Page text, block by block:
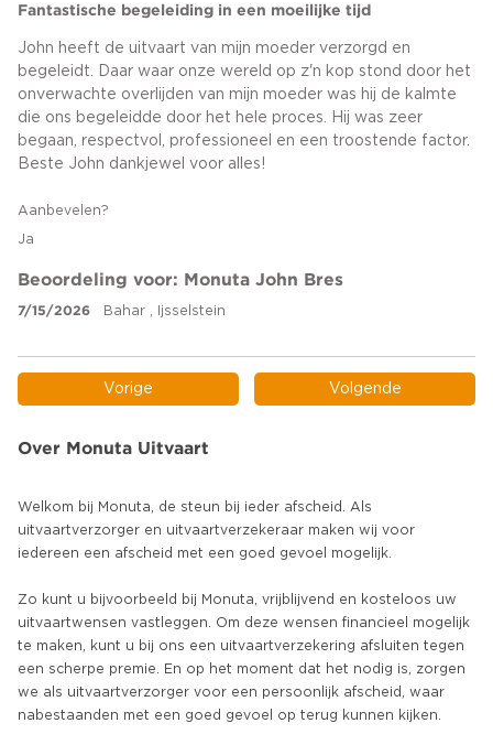
Fantastische begeleiding in een moeilijke tijd
John heeft de uitvaart van mijn moeder verzorgd en
begeleidt. Daar waar onze wereld op z'n kop stond door het
onverwachte overlijden van mijn moeder was hij de kalmte
die ons begeleidde door het hele proces. Hij was zeer
begaan, respectvol, professioneel en een troostende factor.
Beste John dankjewel voor alles!
Aanbevelen?
Ja
Beoordeling voor: Monuta John Bres
7/15/2026 Bahar , Ijsselstein
Vorige Volgende
Over Monuta Uitvaart
Welkom bij Monuta, de steun bij ieder afscheid. Als
uitvaartverzorger en uitvaartverzekeraar maken wij voor
iedereen een afscheid met een goed gevoel mogelijk.
Zo kunt u bijvoorbeeld bij Monuta, vrijblijvend en kosteloos uw
uitvaartwensen vastleggen. Om deze wensen financieel mogelijk
te maken, kunt u bij ons een uitvaartverzekering afsluiten tegen
een scherpe premie. En op het moment dat het nodig is, zorgen
we als uitvaartverzorger voor een persoonlijk afscheid, waar